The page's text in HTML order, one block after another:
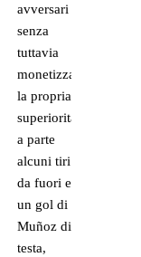
avversari
senza
tuttavia
monetizzare
la propria
superiorità,
a parte
alcuni tiri
da fuori e
un gol di
Muñoz di
testa,